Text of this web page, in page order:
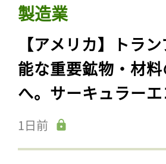
製造業
【アメリカ】トラ
能な重要鉱物・材
へ。サーキュラー
1日前